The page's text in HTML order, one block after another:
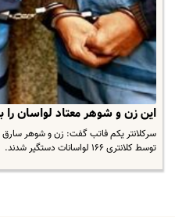
این زن و شوهر معتاد لواسان را
توسط کلانتری ۱۶۶ لواسانات دستگیر شدند.